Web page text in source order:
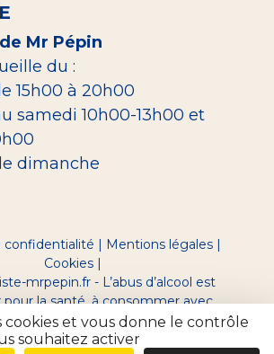
Mr Pépin
du :
15h00 à 20h00
samedi 10h00-13h00 et
le dimanche
confidentialité | Mentions légales|
Cookies |
mrpepin.fr - L’abus d’alcool est
la santé, à consommer avec
modération.
Site réalisé par Digeek
cookies et vous donne le contrôle
souhaitez activer